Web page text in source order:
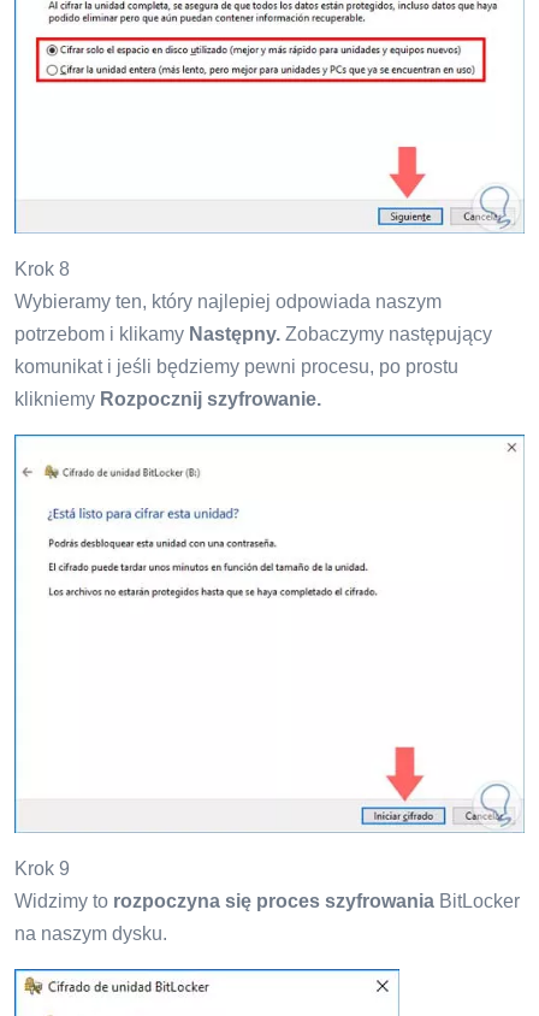
Krok 8
Wybieramy ten, który najlepiej odpowiada naszym
potrzebom i klikamy Następny. Zobaczymy następujący
komunikat i jeśli będziemy pewni procesu, po prostu
klikniemy Rozpocznij szyfrowanie.
Krok 9
Widzimy to rozpoczyna się proces szyfrowania BitLocker
na naszym dysku.